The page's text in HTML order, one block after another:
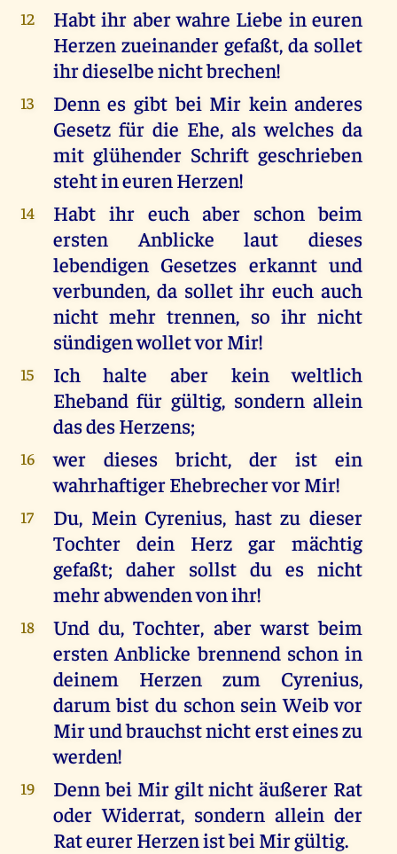
12
Habt ihr aber wahre Liebe in euren
Herzen zueinander gefaßt, da sollet
ihr dieselbe nicht brechen!
13
Denn es gibt bei Mir kein anderes
Gesetz für die Ehe, als welches da
mit glühender Schrift geschrieben
steht in euren Herzen!
14
Habt ihr euch aber schon beim
ersten Anblicke laut dieses
lebendigen Gesetzes erkannt und
verbunden, da sollet ihr euch auch
nicht mehr trennen, so ihr nicht
sündigen wollet vor Mir!
15
Ich halte aber kein weltlich
Eheband für gültig, sondern allein
das des Herzens;
16
wer dieses bricht, der ist ein
wahrhaftiger Ehebrecher vor Mir!
17
Du, Mein Cyrenius, hast zu dieser
Tochter dein Herz gar mächtig
gefaßt; daher sollst du es nicht
mehr abwenden von ihr!
18
Und du, Tochter, aber warst beim
ersten Anblicke brennend schon in
deinem Herzen zum Cyrenius,
darum bist du schon sein Weib vor
Mir und brauchst nicht erst eines zu
werden!
19
Denn bei Mir gilt nicht äußerer Rat
oder Widerrat, sondern allein der
Rat eurer Herzen ist bei Mir gültig.